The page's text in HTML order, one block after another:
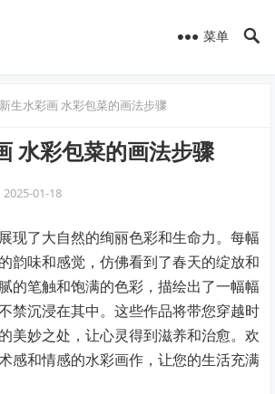
菜单
生水彩画 水彩包菜的画法步骤
水彩包菜的画法步骤
2025-01-18
现了大自然的绚丽色彩和生命力。每幅
韵味和感觉，仿佛看到了春天的绽放和
的笔触和饱满的色彩，描绘出了一幅幅
禁沉浸在其中。这些作品将带您穿越时
美妙之处，让心灵得到滋养和治愈。欢
感和情感的水彩画作，让您的生活充满